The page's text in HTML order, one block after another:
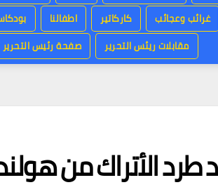
غرائب وعجائب كاركاتير اطفالنا
مقابلات ريئس التحرير
صفحة رئيس
طرد الأتراك من